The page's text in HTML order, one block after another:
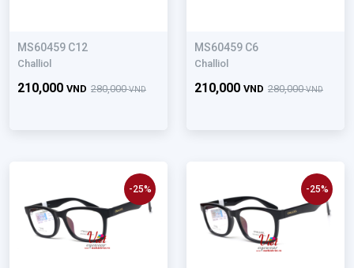
MS60459 C12
Challiol
280,000VND
210,000 VND
MS60459 C6
Challiol
280,000VND
210,000 VND
-25% -25%